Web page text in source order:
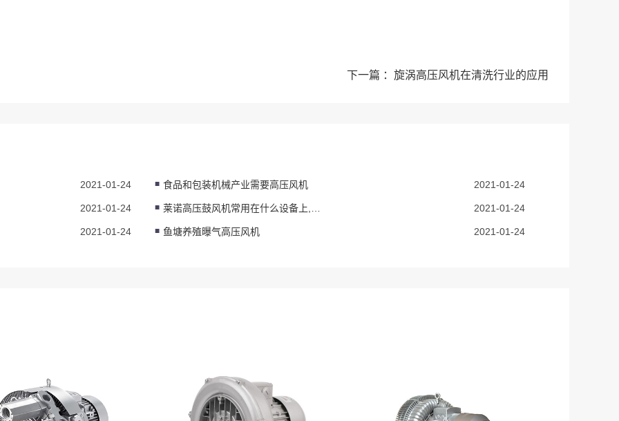
下一篇 ：旋涡高压风机在清洗行业的应用
2021-01-24 食品和包装机械产业需要高压风机 2021-01-24
2021-01-24 2021-01-24
2021-01-24 鱼塘养殖曝气高压风机 2021-01-24